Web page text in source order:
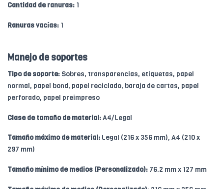
Cantidad de ranuras: 1
Ranuras vacías: 1
Manejo de soportes
Tipo de soporte: Sobres, transparencias, etiquetas, papel
normal, papel bond, papel reciclado, baraja de cartas, papel
perforado, papel preimpreso
Clase de tamaño de material:A4/Legal
Tamaño máximo de material: Legal (216 x 356 mm), A4 (210 x
297 mm)
Tamaño mínimo de medios (Personalizado): 76.2 mm x 127 mm